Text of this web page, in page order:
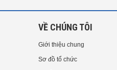
VỀ CHÚNG TÔI
Giới thiệu chung
Sơ đồ tổ chức